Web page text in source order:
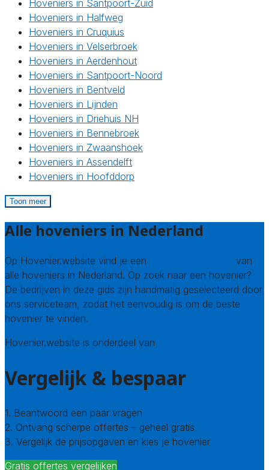
Hoveniers in Santpoort-Zuid
Hoveniers in Halfweg
Hoveniers in Cruquius
Hoveniers in Velserbroek
Hoveniers in Aerdenhout
Hoveniers in Santpoort-Noord
Hoveniers in Bentveld
Hoveniers in Lijnden
Hoveniers in Driehuis NH
Hoveniers in Bennebroek
Hoveniers in Zwaanshoek
Hoveniers in Assendelft
Hoveniers in Hoofddorp
Toon meer
Alle hoveniers in Nederland
Op Hovenier.website vind je een
van
alle hoveniers in Nederland. Op zoek naar een hovenier?
De bedrijven in deze gids zijn handmatig geselecteerd door
ons serviceteam, zodat het eenvoudig is om de beste
hovenier te vinden.
Hovenier.website is onderdeel van
Vergelijk & bespaar
1. Beantwoord een paar vragen
2. Ontvang scherpe offertes – geheel gratis
3. Vergelijk de prijsopgaven en kies je hovenier
Gratis offertes vergelijken